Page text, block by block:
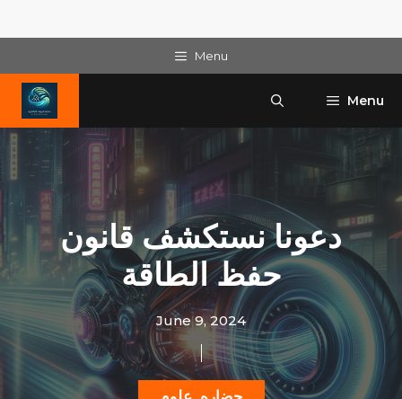
content
Menu
Menu
دعونا نستكشف قانون
حفظ الطاقة
June 9, 2024